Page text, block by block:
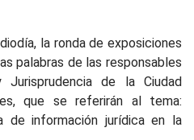
la ronda de exposiciones
palabras de las responsables
de la Ciudad
que se referirán al tema:
de información jurídica en la